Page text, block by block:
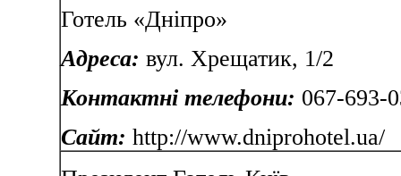
Готель «Дніпро»
Адреса: вул. Хрещатик, 1/2
Контактні телефони: 067-693-
Сайт: http://www.dniprohotel.ua/